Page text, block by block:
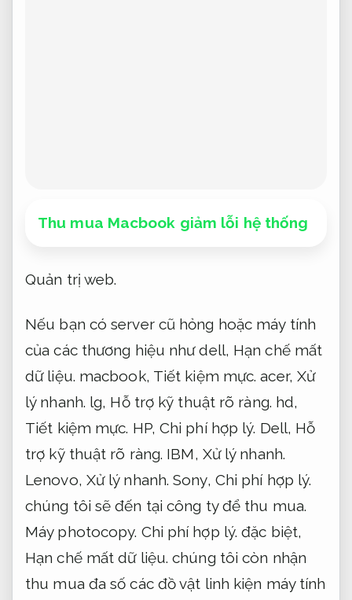
Thu mua Macbook giảm lỗi hệ thống
Quản trị web.
Nếu bạn có server cũ hỏng hoặc máy tính
của các thương hiệu như dell, Hạn chế mất
dữ liệu. macbook, Tiết kiệm mực. acer, Xử
lý nhanh. lg, Hỗ trợ kỹ thuật rõ ràng. hd,
Tiết kiệm mực. HP, Chi phí hợp lý. Dell, Hỗ
trợ kỹ thuật rõ ràng. IBM, Xử lý nhanh.
Lenovo, Xử lý nhanh. Sony, Chi phí hợp lý.
chúng tôi sẽ đến tại công ty để thu mua.
Máy photocopy. Chi phí hợp lý. đặc biệt,
Hạn chế mất dữ liệu. chúng tôi còn nhận
thu mua đa số các đồ vật linh kiện máy tính